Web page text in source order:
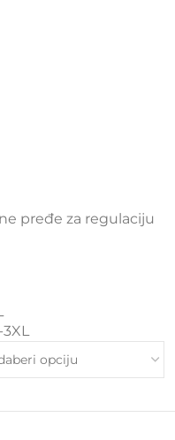
pređe za regulaciju
3XL